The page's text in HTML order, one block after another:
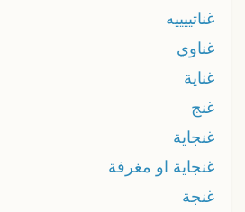
غناتييييه
غناوي
غناية
غنج
غنجاية
غنجاية او مغرفة
غنجة